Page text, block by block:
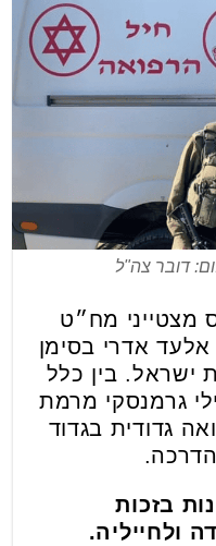
דובר צה"ל
מצטייני מח״ט
אדרי בסימן
ישראל. בין כלל
גרמנסקי מרמת
גדודית בגדוד
בזכות
ולחייליה.